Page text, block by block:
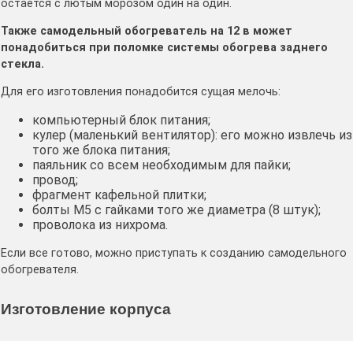
остается с лютым морозом один на один.
Также самодельный обогреватель на 12 в может
понадобиться при поломке системы обогрева заднего
стекла.
Для его изготовления понадобится сущая мелочь:
компьютерный блок питания;
кулер (маленький вентилятор): его можно извлечь из
того же блока питания;
паяльник со всем необходимым для пайки;
провод;
фрагмент кафельной плитки;
болты М5 с гайками того же диаметра (8 штук);
проволока из нихрома.
Если все готово, можно приступать к созданию самодельного
обогревателя.
Изготовление корпуса